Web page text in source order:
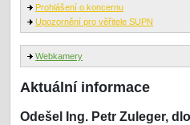
Prohlášení o koncernu
Upozornění pro věřitele SUPN
Webkamery
Aktuální informace
Odešel Ing. Petr Zuleger,